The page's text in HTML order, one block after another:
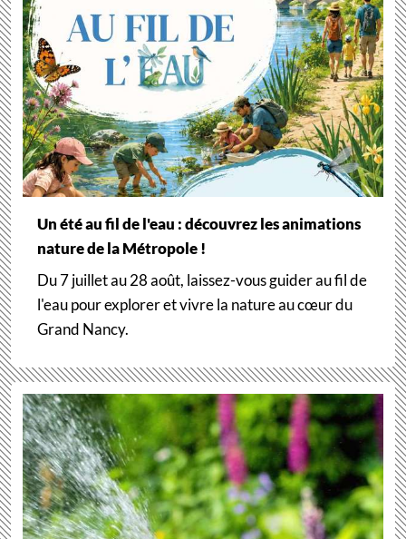
Un été au fil de l'eau : découvrez les animations
nature de la Métropole !
Du 7 juillet au 28 août, laissez-vous guider au fil de
l'eau pour explorer et vivre la nature au cœur du
Grand Nancy.